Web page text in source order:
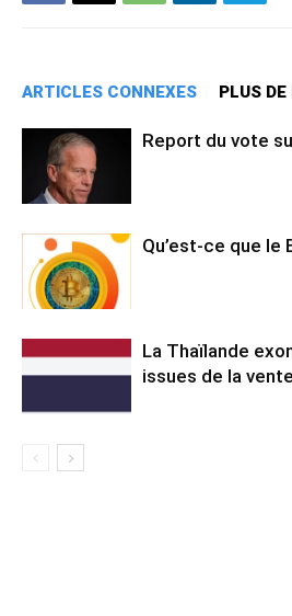
ARTICLES CONNEXES PLUS DE
Report du vote
Qu’est-ce que le
La Thaïlande
issues de la